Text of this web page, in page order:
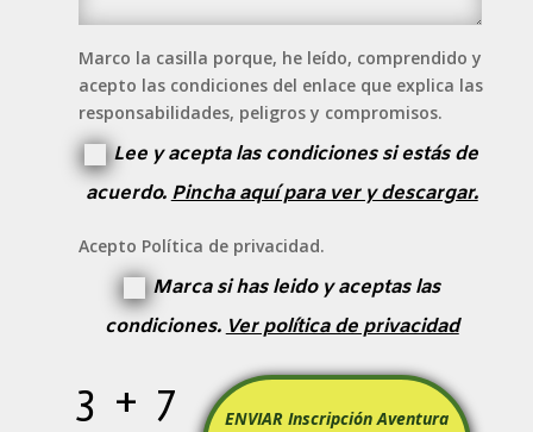
Marco la casilla porque, he leído, comprendido y
acepto las condiciones del enlace que explica las
responsabilidades, peligros y compromisos.
Lee y acepta las condiciones si estás de
acuerdo. Pincha aquí para ver y descargar.
Acepto Política de privacidad.
Marca si has leido y aceptas las
condiciones. Ver política de privacidad
3 + 7
ENVIAR Inscripción Aventura